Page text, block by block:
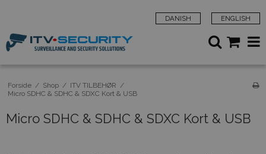
DANISH ENGLISH
Forside / Shop / ITV TILBEHØR /
Micro SDHC & SDHC & SDXC Kort & USB
Micro SDHC & SDHC & SDXC Kort & USB